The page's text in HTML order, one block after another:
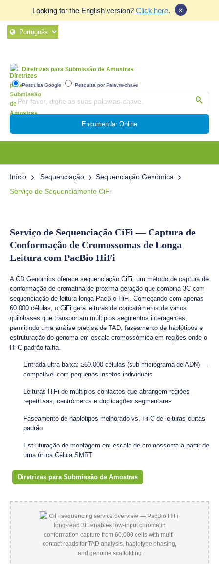
Looking for the English version? Click here. ×
Diretrizes para Submissão de Amostras
Pesquisa Google Pesquisa por Palavra-chave
Encomendar Online
Início Sequenciação
Sequenciação Genómica
Serviço de Sequenciamento CiFi
Serviço de Sequenciação CiFi — Captura de
Conformação de Cromossomas de Longa
Leitura com PacBio HiFi
A CD Genomics oferece sequenciação CiFi: um método de captura de
conformação de cromatina de próxima geração que combina 3C com
sequenciação de leitura longa PacBio HiFi. Começando com apenas
60.000 células, o CiFi gera leituras de concatâmeros de vários
quilobases que transportam múltiplos segmentos interagentes,
permitindo uma análise precisa de TAD, faseamento de haplótipos e
estruturação do genoma em escala cromossómica em regiões onde o
Hi-C padrão falha.
Entrada ultra-baixa: ≥60.000 células (sub-micrograma de ADN) —
compatível com pequenos insetos individuais
Leituras HiFi de múltiplos contactos que abrangem regiões
repetitivas, centrómeros e duplicações segmentares
Faseamento de haplótipos melhorado vs. Hi-C de leituras curtas
padrão
Estruturação de montagem em escala de cromossoma a partir de
uma única Célula SMRT
Diretrizes para Submissão de Amostras